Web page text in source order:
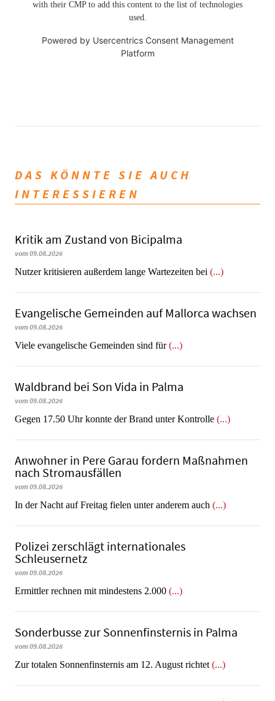
with their CMP to add this content to the list of technologies
used.
Powered by Usercentrics Consent Management
Platform
DAS KÖNNTE SIE AUCH
INTERESSIEREN
Kritik am Zustand von Bicipalma
vom 09.08.2026
Nutzer kritisieren außerdem lange Wartezeiten bei (...)
Evangelische Gemeinden auf Mallorca wachsen
vom 09.08.2026
Viele evangelische Gemeinden sind für(...)
Waldbrand bei Son Vida in Palma
vom 09.08.2026
Gegen 17.50 Uhr konnte der Brand unter Kontrolle (...)
Anwohner in Pere Garau fordern Maßnahmen
nach Stromausfällen
vom 09.08.2026
In der Nacht auf Freitag fielen unter anderem auch (...)
Polizei zerschlägt internationales
Schleusernetz
vom 09.08.2026
Ermittler rechnen mit mindestens 2.000 (...)
Sonderbusse zur Sonnenfinsternis in Palma
vom 09.08.2026
Zur totalen Sonnenfinsternis am 12. August richtet (...)